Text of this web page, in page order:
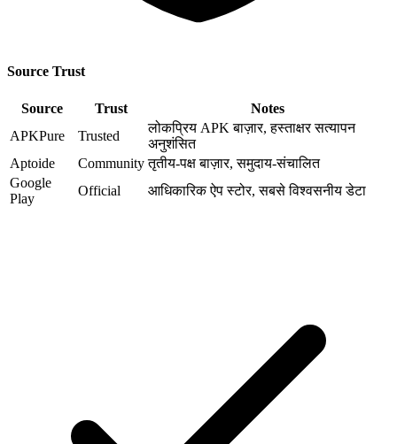
Source Trust
Source Trust
Notes
APKPure
Trusted
लोकप्रिय APK बाज़ार, हस्ताक्षर सत्यापन
अनुशंसित
Aptoide
Community तृतीय-पक्ष बाज़ार, समुदाय-संचालित
Google
Play
Official आधिकारिक ऐप स्टोर, सबसे विश्वसनीय डेटा